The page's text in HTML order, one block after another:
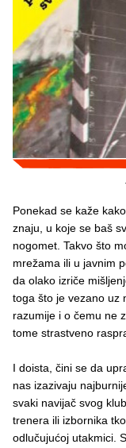
Ponekad se kaže
znaju, u koje se baš
nogomet. Takvo što
mrežama ili u javnim
da olako izriče
toga što je vezano uz
razumije i o čemu ne
tome strastveno
I doista, čini se da
nas izazivaju
svaki navijač svog
trenera ili izbornika
odlučujućoj utakmici.